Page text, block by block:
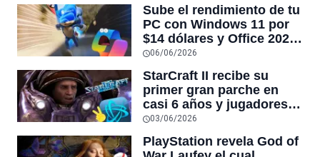
Sube el rendimiento de tu
PC con Windows 11 por
$14 dólares y Office 2024
por $18 en venta
CyberDay
06/06/2026
StarCraft II recibe su
primer gran parche en
casi 6 años y jugadores
dicen que es
“esencialmente un juego
nuevo”
03/06/2026
PlayStation revela God of